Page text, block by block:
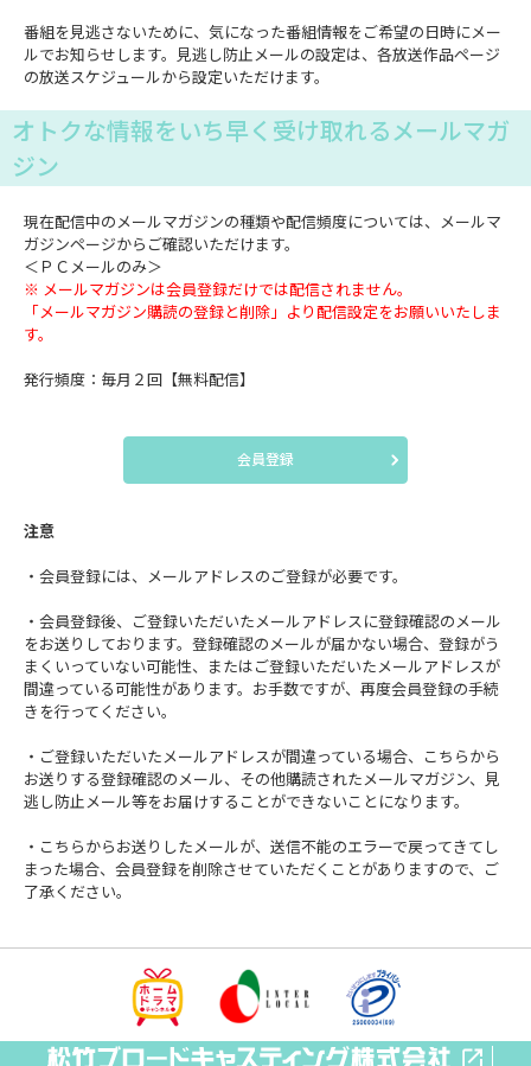
番組を見逃さないために、気になった番組情報をご希望の日時にメー
ルでお知らせします。見逃し防止メールの設定は、各放送作品ページ
の放送スケジュールから設定いただけます。
オトクな情報をいち早く受け取れるメールマガ
ジン
現在配信中のメールマガジンの種類や配信頻度については、メールマ
ガジンページからご確認いただけます。
＜ＰＣメールのみ＞
※ メールマガジンは会員登録だけでは配信されません。
「メールマガジン購読の登録と削除」より配信設定をお願いいたしま
す。
発行頻度：毎月２回【無料配信】
会員登録
注意
・会員登録には、メールアドレスのご登録が必要です。
・会員登録後、ご登録いただいたメールアドレスに登録確認のメール
をお送りしております。登録確認のメールが届かない場合、登録がう
まくいっていない可能性、またはご登録いただいたメールアドレスが
間違っている可能性があります。お手数ですが、再度会員登録の手続
きを行ってください。
・ご登録いただいたメールアドレスが間違っている場合、こちらから
お送りする登録確認のメール、その他購読されたメールマガジン、見
逃し防止メール等をお届けすることができないことになります。
・こちらからお送りしたメールが、送信不能のエラーで戻ってきてし
まった場合、会員登録を削除させていただくことがありますので、ご
了承ください。